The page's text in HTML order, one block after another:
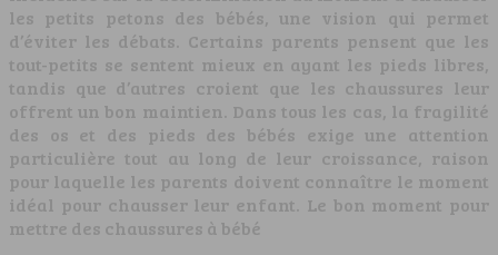
les petits petons des bébés, une vision qui permet
d’éviter les débats. Certains parents pensent que les
tout-petits se sentent mieux en ayant les pieds libres,
tandis que d’autres croient que les chaussures leur
offrent un bon maintien. Dans tous les cas, la fragilité
des os et des pieds des bébés exige une attention
particulière tout au long de leur croissance, raison
pour laquelle les parents doivent connaître le moment
idéal pour chausser leur enfant. Le bon moment pour
mettre des chaussures à bébé